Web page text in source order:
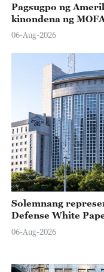
Pagsugpo ng
kinondena ng
06-Aug-2026
Solemnang
Defense White
06-Aug-2026